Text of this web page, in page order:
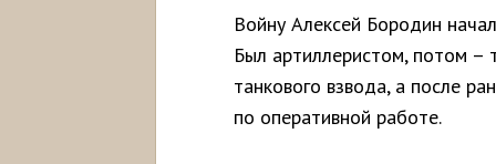
Войну Алексей Бородин
Был артиллеристом, потом –
танкового взвода, а после
по оперативной работе.